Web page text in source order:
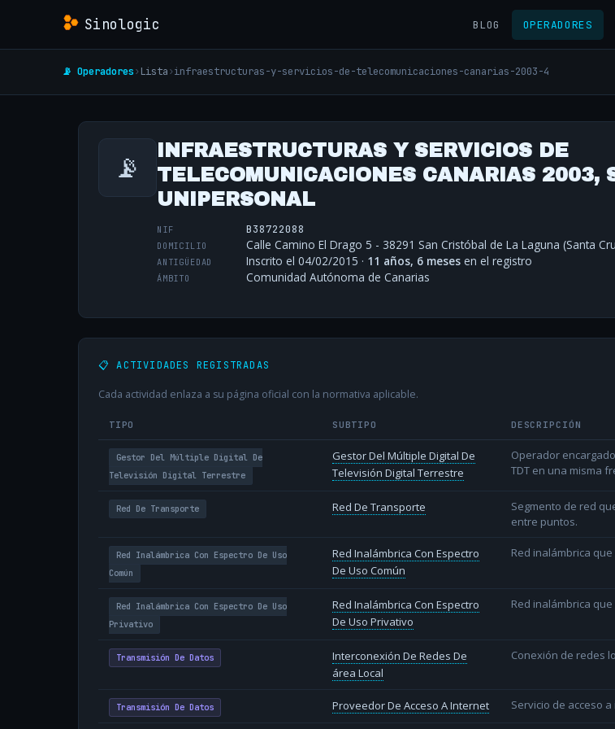
Sinologic BLOG OPERADORES
📡 Operadores› Lista›infraestructuras-y-servicios-de-telecomunicaciones-canarias-2003-4
📡
INFRAESTRUCTURAS Y SERVICIOS DE
TELECOMUNICACIONES CANARIAS 2003,
UNIPERSONAL
NIF B38722088
DOMICILIO Calle Camino El Drago 5 - 38291 San Cristóbal de La Laguna (Santa
ANTIGÜEDAD Inscrito el 04/02/2015 · 11 años, 6 meses en el registro
ÁMBITO Comunidad Autónoma de Canarias
📋 ACTIVIDADES REGISTRADAS
Cada actividad enlaza a su página oficial con la normativa aplicable.
TIPO SUBTIPO DESCRIPCIÓN
Gestor Del Múltiple Digital De
Televisión Digital Terrestre
Gestor Del Múltiple Digital De
Televisión Digital Terrestre
Operador
TDT en una misma
Red De Transporte Red De Transporte
Segmento de red
entre puntos.
Red Inalámbrica Con Espectro De Uso
Común
Red Inalámbrica Con Espectro
De Uso Común
Red inalámbrica
Red Inalámbrica Con Espectro De Uso
Privativo
Red Inalámbrica Con Espectro
De Uso Privativo
Red inalámbrica
Transmisión De Datos
Interconexión De Redes De
área Local
Conexión de redes
Transmisión De Datos Proveedor De Acceso A Internet Servicio de acceso